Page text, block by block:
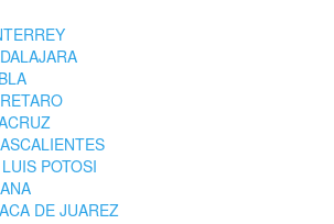
POTOSI
DE JUAREZ